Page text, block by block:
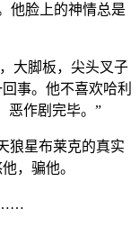
他脸上的神情总是
大脚板，尖头叉子
事。他不喜欢哈利
恶作剧完毕。”
星布莱克的真实
，骗他。
……